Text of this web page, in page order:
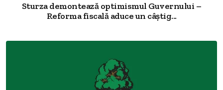
Sturza demontează optimismul Guvernului –
Reforma fiscală aduce un câștig...